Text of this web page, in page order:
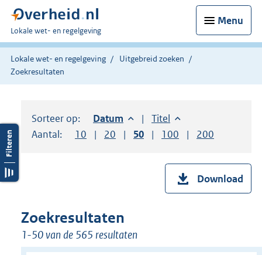
Menu
U
bent
hier:
Lokale wet- en regelgeving
Lokale wet- en regelgeving
Uitgebreid zoeken
Zoekresultaten
Sorteer op: Sorteer op:
Datum aflopendSorteer op:
Titel oplopend
Aantal:
Toon
10 resultaten per pagina
Toon
20 resultaten per pagina
Toon
50 resultaten per pagina
Toon
100 resultaten per
Toon
200
Download
Zoekresultaten
1-50 van de 565 resultaten